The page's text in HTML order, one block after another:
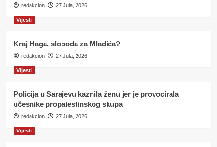
redakcion 27 Jula, 2026
Vijesti
Kraj Haga, sloboda za Mladića?
redakcion 27 Jula, 2026
Vijesti
Policija u Sarajevu kaznila ženu jer je provocirala
učesnike propalestinskog skupa
redakcion 27 Jula, 2026
Vijesti